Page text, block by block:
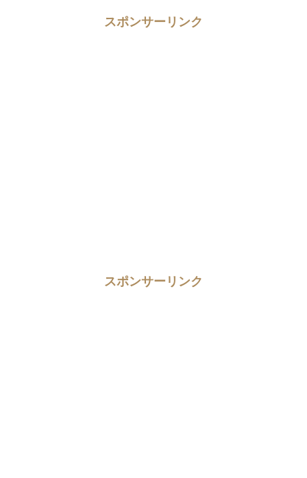
スポンサーリンク
スポンサーリンク